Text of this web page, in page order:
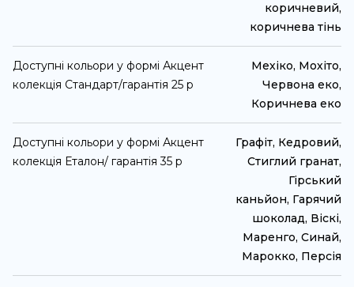
коричневий,
коричнева тінь
Доступні кольори у формі Акцент
колекція Стандарт/гарантія 25 р
Мехіко, Мохіто,
Червона еко,
Коричнева еко
Доступні кольори у формі Акцент
колекція Еталон/ гарантія 35 р
Графіт, Кедровий,
Стиглий гранат,
Гірський
каньйон, Гарячий
шоколад, Віскі,
Маренго, Синай,
Марокко, Персія